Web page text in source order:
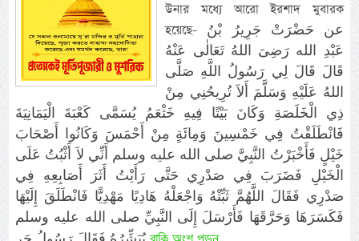
উনার মধ্যে আরো ইরশাদ মুবারক
হয়েছে- عن حَضْرَتْ جَرِيرُ بْنُ
عَبْدِ الله رَضِىَ اللهُ تَعَالٰى عَنْهُ
قَالَ قَالَ لِي رَسُولُ اللَّهِ صَلَّى
اللهُ عَلَيْهِ وَسَلَّمَ أَلاَ تُرِيحُنِي مِنْ
ذِي الْخَلَصَةِ وَكَانَ بَيْتًا فِيهِ خَثْعَمُ يُسَمَّى كَعْبَةَ الْيَمَانِيَةَ
فَانْطَلَقْتُ فِي خَمْسِينَ وَمِائَةٍ مِنْ أَحْمَسَ وَكَانُوا أَصْحَابَ
خَيْلٍ فَأَخْبَرْتُ النَّبِيَّ صلى الله عليه وسلم أَنِّي لاَ أَثْبُتُ عَلَى
الْخَيْلِ فَضَرَبَ فِي صَدْرِي حَتَّى رَأَيْتُ أَثَرَ أَصَابِعِهِ فِي
صَدْرِي فَقَالَ‏ اللَّهُمَّ ثَبِّتْهُ وَاجْعَلْهُ هَادِيًا مَهْدِيًّا فَانْطَلَقَ إِلَيْهَا
فَكَسَرَهَا وَحَرَّقَهَا فَأَرْسَلَ إِلَى النَّبِيِّ صلى الله عليه وسلم